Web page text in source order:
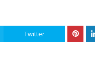
Twitter